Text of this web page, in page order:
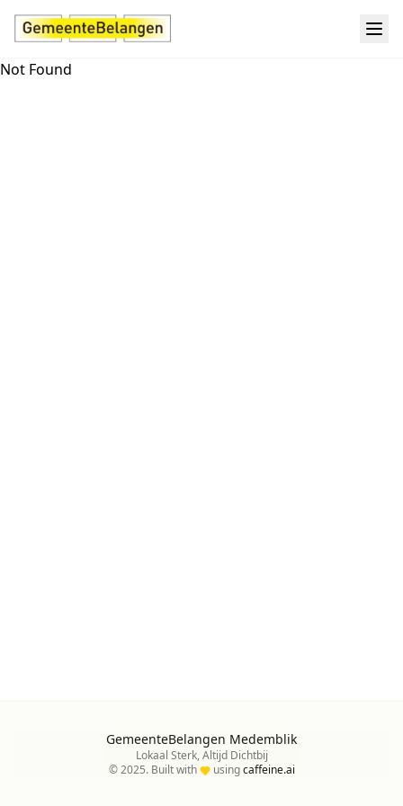
Not Found
GemeenteBelangen Medemblik
Lokaal Sterk, Altijd Dichtbij
© 2025. Built with
using caffeine.ai